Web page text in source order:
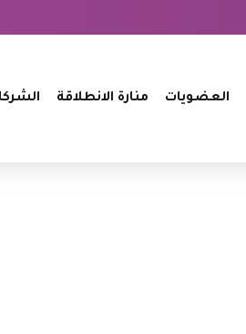
العضويات منارة الانطلاقة